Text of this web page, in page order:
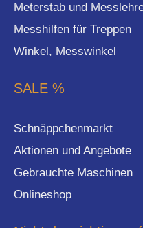
Meterstab und
Messhilfen für Treppen
Winkel, Messwinkel
SALE %
Schnäppchenmarkt
Aktionen und Angebote
Gebrauchte Maschinen
Onlineshop